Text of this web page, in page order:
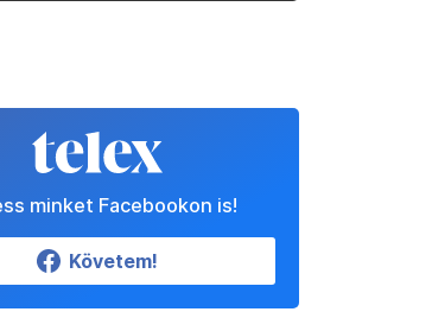
minket Facebookon is!
Követem!